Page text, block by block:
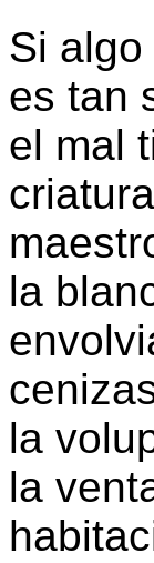
Si
es tan
el mal
la
la
la